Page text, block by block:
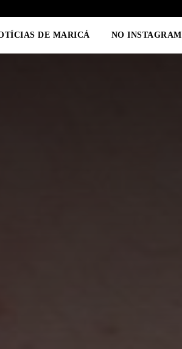
DE MARICÁ NO INSTAGRAM